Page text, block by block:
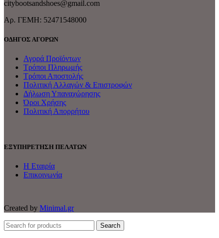
citybootsandshoes@gmail.com
Aρ. ΓΕΜΗ: 52471548000
ΟΔΗΓΟΣ ΑΓΟΡΩΝ
Αγορά Προϊόντων
Τρόποι Πληρωμής
Τρόποι Αποστολής
Πολιτική Αλλαγών & Επιστροφών
Δήλωση Υπαναχώρησης
Όροι Χρήσης
Πολιτική Απορρήτου
ΕΞΥΠΗΡΕΤΗΣΗ ΠΕΛΑΤΩΝ
Η Εταιρία
Επικοινωνία
Created by Minimal.gr
Search